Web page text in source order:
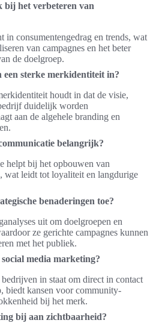
bij het verbeteren van
consumentengedrag en trends, wat
van campagnes en het beter
de doelgroep.
sterke merkidentiteit in?
houdt in dat de visie,
duidelijk worden
aan de algehele branding en
belangrijk?
helpt bij het opbouwen van
wat leidt tot loyaliteit en langdurige
benaderingen toe?
uit om doelgroepen en
ze gerichte campagnes kunnen
met het publiek.
media marketing?
in staat om direct in contact
biedt kansen voor community-
bij het merk.
bij aan zichtbaarheid?